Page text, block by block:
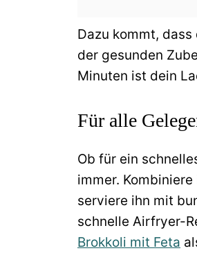
Dazu kommt,
der gesunden
Minuten ist dein
Für alle
Ob für ein
immer.
serviere ihn mit
schnelle Airfryer-
Brokkoli mit Feta